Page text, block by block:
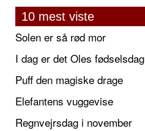
10 mest viste
Solen er så rød mor
I dag er det Oles fødselsdag
Puff den magiske drage
Elefantens vuggevise
Regnvejrsdag i november